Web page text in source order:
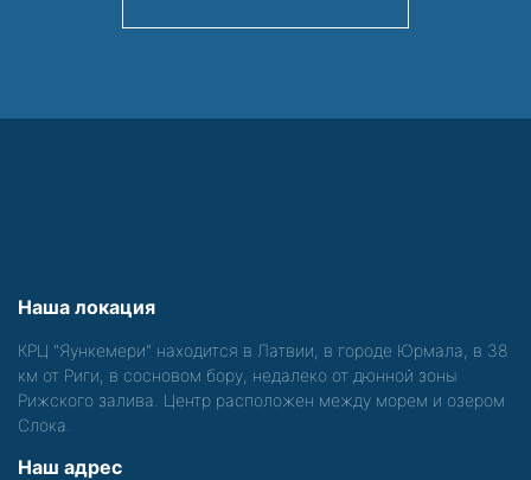
Наша локация
КРЦ "Яункемери" находится в Латвии, в городе Юрмала, в 38
км от Риги, в сосновом бору, недалеко от дюнной зоны
Рижского залива. Центр расположен между морем и озером
Слока.
Наш адрес